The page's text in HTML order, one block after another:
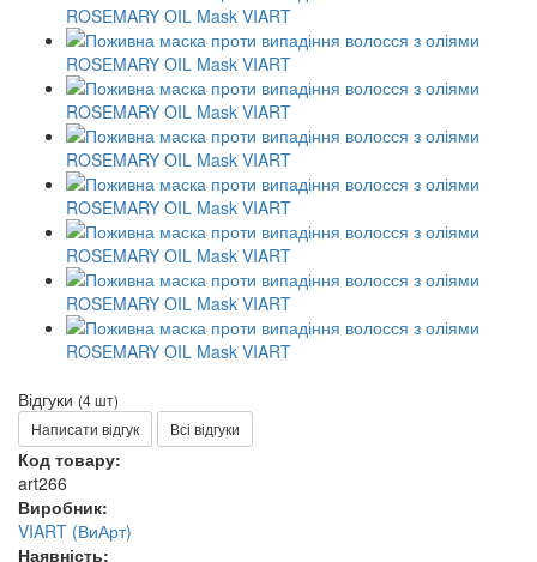
Відгуки (4 шт)
Написати відгук
Всі відгуки
Код товару:
art266
Виробник:
VIART (ВиАрт)
Наявність: